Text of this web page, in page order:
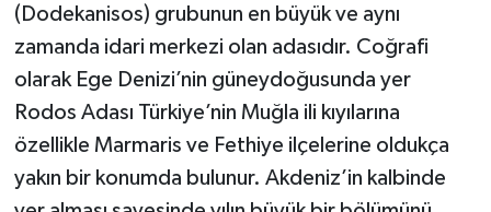
(Dodekanisos) grubunun en büyük ve aynı
zamanda idari merkezi olan adasıdır. Coğrafi
olarak Ege Denizi’nin güneydoğusunda yer
Rodos Adası Türkiye’nin Muğla ili kıyılarına
özellikle Marmaris ve Fethiye ilçelerine oldukça
yakın bir konumda bulunur. Akdeniz’in kalbinde